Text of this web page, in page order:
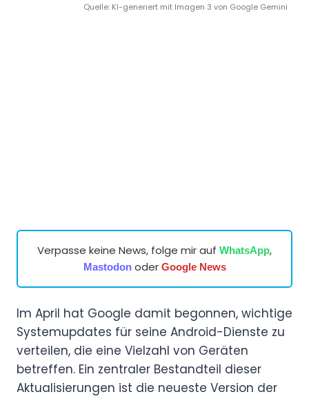
Quelle: KI-generiert mit Imagen 3 von Google Gemini
Verpasse keine News, folge mir auf WhatsApp,
Mastodonoder Google News
Im April hat Google damit begonnen, wichtige
Systemupdates für seine Android-Dienste zu
verteilen, die eine Vielzahl von Geräten
betreffen. Ein zentraler Bestandteil dieser
Aktualisierungen ist die neueste Version der